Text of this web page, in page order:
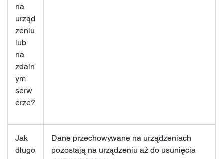
na
urząd
zeniu
lub
na
zdaln
ym
serw
erze?
Jak
długo
Dane przechowywane na urządzeniach
pozostają na urządzeniu aż do usunięcia